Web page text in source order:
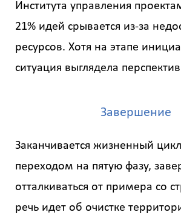
Института управления
21% идей срывается из-за
ресурсов. Хотя на этапе
ситуация выглядела
Завершение
Заканчивается жизненный
переходом на пятую фазу,
отталкиваться от примера со
речь идет об очистке